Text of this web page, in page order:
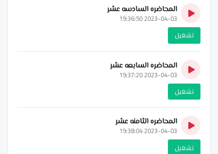
المحاضره السادسه عشر
2023-04-03 19:36:50
تشغيل
المحاضره السابعه عشر
2023-04-03 19:37:20
تشغيل
المحاضره الثامنه عشر
2023-04-03 19:38:04
تشغيل